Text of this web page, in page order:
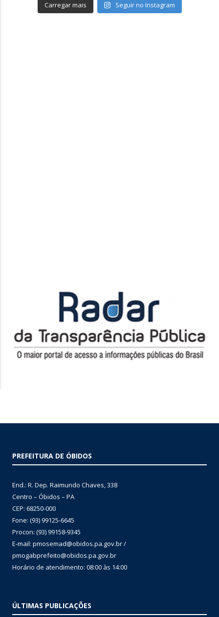
Carregar mais Seguir no Instagram
PREFEITURA DE ÓBIDOS
End.: R. Dep. Raimundo Chaves, 338
Centro – Óbidos – PA
CEP: 68250-000
Fone: (93) 99125-6645
Procon: (93) 99158-9345
E-mail: pmosemad@obidos.pa.gov.br /
pmogabprefeito@obidos.pa.gov.br
Horário de atendimento: 08:00 às 14:00
ÚLTIMAS PUBLICAÇÕES